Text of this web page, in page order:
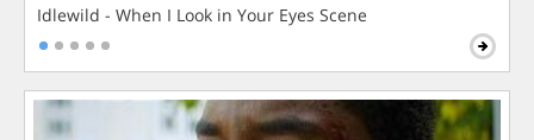
Idlewild - When I Look in Your Eyes Scene